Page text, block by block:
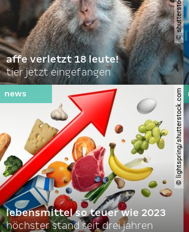
affe verletzt 18 leute!
tier jetzt eingefangen
© lightspring/shutterstock.com
lebensmittel so teuer wie 2023
höchster stand seit drei jahren